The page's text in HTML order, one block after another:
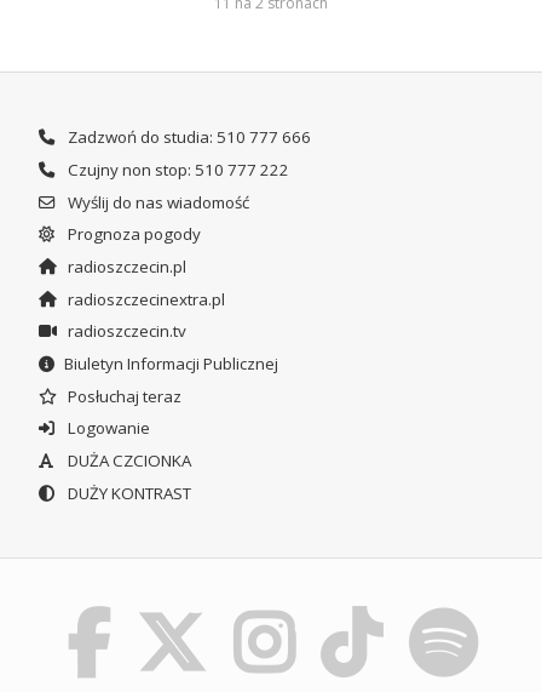
Zadzwoń do studia: 510 777 666
Czujny non stop: 510 777 222
Wyślij do nas wiadomość
Prognoza pogody
radioszczecin.pl
radioszczecinextra.pl
radioszczecin.tv
Biuletyn Informacji Publicznej
Posłuchaj teraz
Logowanie
DUŻA CZCIONKA
DUŻY KONTRAST